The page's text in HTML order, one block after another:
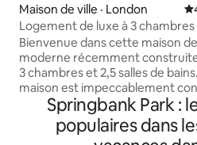
Maison de ville · London
Logement de luxe à 3
centre commercial Hyde Park
l'Université de l'Ouest
Bienvenue dans cette maison
moderne récemment
3 chambres et 2,5 salles de
maison est impeccablement
pour votre confort. Située près
grande place accueillant de
magasins et des banques. Le
Springbank Park :
populaires dans